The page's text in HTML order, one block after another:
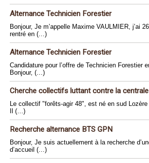
Alternance Technicien Forestier
Bonjour, Je m’appelle Maxime VAULMIER, j’ai
rentré en (…)
Alternance Technicien Forestier
Candidature pour l’offre de Technicien Forestier
Bonjour, (…)
Cherche collectifs luttant contre la centrale
Le collectif "forêts-agir 48", est né en sud
Il (…)
Recherche alternance BTS GPN
Bonjour, Je suis actuellement à la recherche
d’accueil (…)